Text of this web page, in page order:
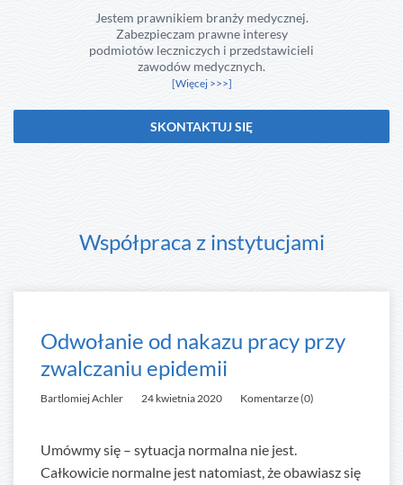
Jestem prawnikiem branży medycznej.
Zabezpieczam prawne interesy
podmiotów leczniczych i przedstawicieli
zawodów medycznych.
[Więcej >>>]
SKONTAKTUJ SIĘ
Współpraca z instytucjami
Odwołanie od nakazu pracy przy
zwalczaniu epidemii
Bartlomiej Achler 24 kwietnia 2020 Komentarze (0)
Umówmy się – sytuacja normalna nie jest.
Całkowicie normalne jest natomiast, że obawiasz się